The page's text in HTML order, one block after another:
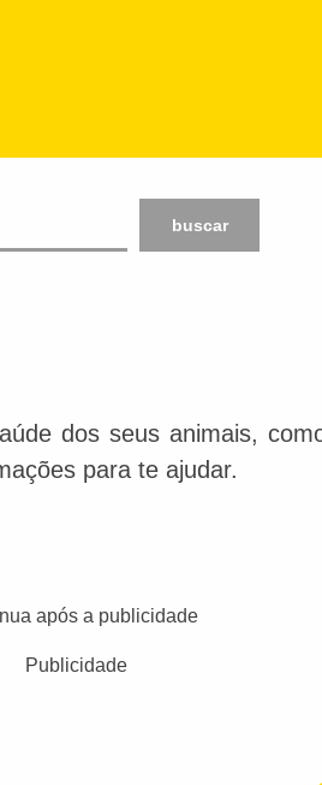
buscar
dos seus animais,
para te ajudar.
após a publicidade
Publicidade